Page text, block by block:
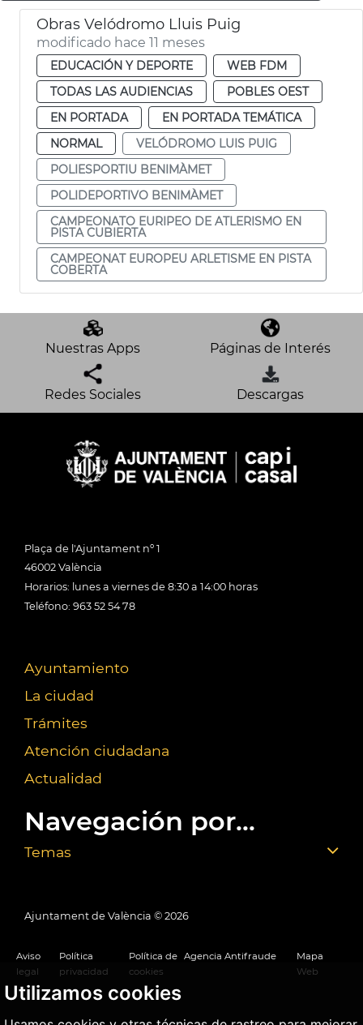
Utilizamos cookies
Obras Velódromo Lluis Puig
modificado hace 11 meses
EDUCACIÓN Y DEPORTE
WEB FDM
TODAS LAS AUDIENCIAS
POBLES OEST
EN PORTADA
EN PORTADA TEMÁTICA
NORMAL
VELÓDROMO LUIS PUIG
POLIESPORTIU BENIMÀMET
POLIDEPORTIVO BENIMÀMET
CAMPEONATO EURIPEO DE ATLERISMO EN
PISTA CUBIERTA
CAMPEONAT EUROPEU ARLETISME EN PISTA
COBERTA
Nuestras Apps Páginas de Interés
Redes Sociales Descargas
Plaça de l'Ajuntament nº 1
46002 València
Horarios: lunes a viernes de 8:30 a 14:00 horas
Teléfono: 963 52 54 78
Ayuntamiento
La ciudad
Trámites
Atención ciudadana
Actualidad
Navegación por...
Temas
Ajuntament de València © 2026
Aviso
legal
Política
privacidad
Política de
cookies
Agencia Antifraude
Mapa
Web